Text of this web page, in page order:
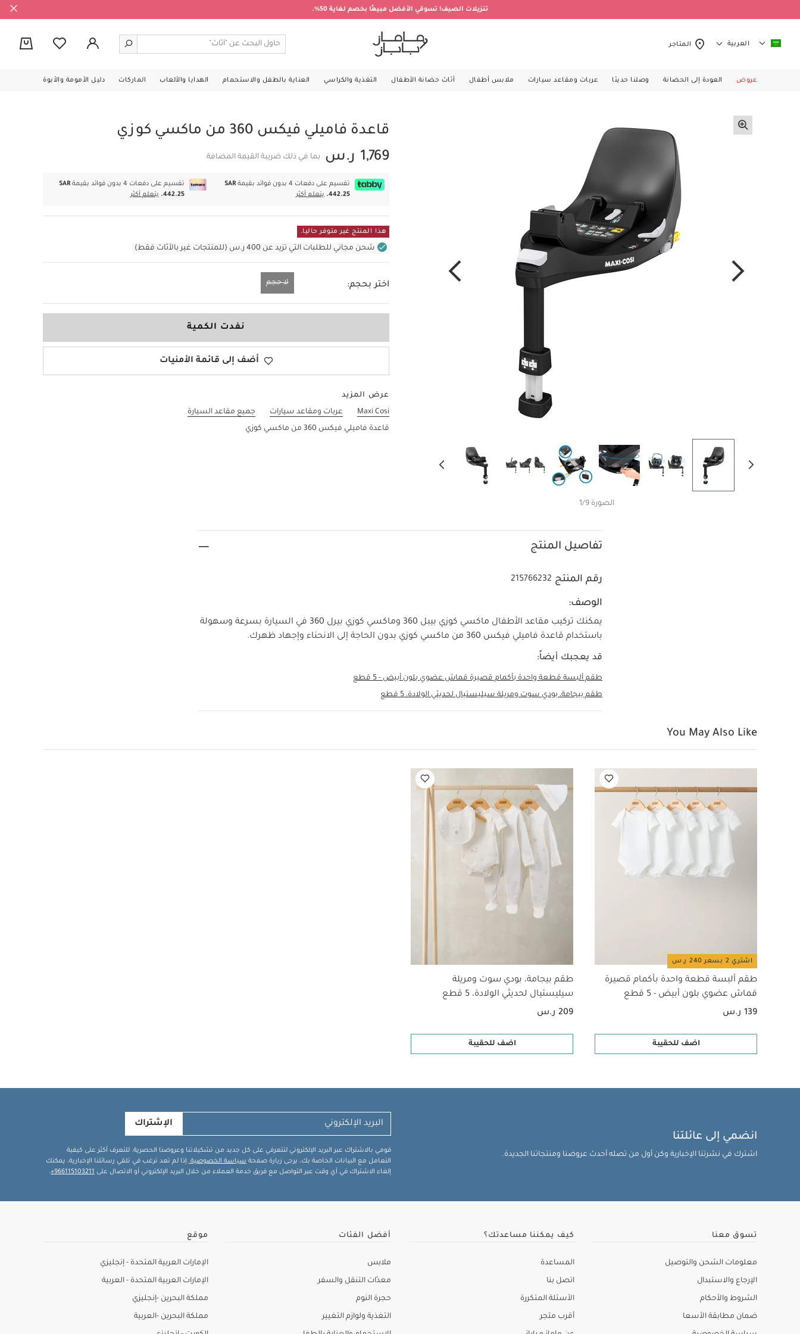
تنزيلات الصيف! تسوقي الأفضل مبيعًا بخصم لغاية 50%.
العربية المتاجر
عروض العودة إلى الحضانة وصلنا حديثا عربات ومقاعد سيارات ملابس أطفال أثاث حضانة الأطفال التغذية والكراسي العناية بالطفل والاستحمام الهدايا والألعاب الماركات دليل الأمومة والأبوة
الصورة 1/9
قاعدة فاميلي فيكس 360 من ماكسي كوزي
1,769 ر.س
بما في ذلك ضريبة القيمة المضافة
تقسيم على دفعات 4 بدون فوائد بقيمة
SAR
442.25.
يتعلم أكثر
تقسيم على دفعات 4 بدون فوائد بقيمة
SAR
442.25.
يتعلم أكثر
هذا المنتج غير متوفر حاليا.
شحن مجاني للطلبات التي تزيد عن 400 ر.س (للمنتجات غير بالأثاث فقط)
اختر بحجم: لا حجم
نفدت الكمية
أضف إلى قائمة الأمنيات
عرض المزيد
Maxi Cosi
عربات ومقاعد سيارات
جميع مقاعد السيارة
قاعدة فاميلي فيكس 360 من ماكسي كوزي
تفاصيل المنتج
رقم المنتج 215766232
الوصف:
يمكنك تركيب مقاعد الأطفال ماكسي كوزي بيبل 360 وماكسي كوزي بيرل 360 في السيارة بسرعة وسهولة
باستخدام قاعدة فاميلي فيكس 360 من ماكسي كوزي بدون الحاجة إلى الانحناء وإجهاد ظهرك.
قد يعجبك أيضاً:
طقم ألبسة قطعة واحدة بأكمام قصيرة قماش عضوي بلون أبيض - 5 قطع
طقم بيجامة، بودي سوت ومريلة سيليستيال لحديثي الولادة، 5 قطع
You May Also Like
اشتري 2 بسعر 240 ر.س
طقم ألبسة قطعة واحدة بأكمام قصيرة
قماش عضوي بلون أبيض - 5 قطع
139 ر.س
اضف للحقيبة
طقم بيجامة، بودي سوت ومريلة
سيليستيال لحديثي الولادة، 5 قطع
209 ر.س
اضف للحقيبة
انضمي إلى عائلتنا
اشترك في نشرتنا الإخبارية وكن أول من تصله أحدث عروضنا ومنتجاتنا الجديدة.
الإشتراك
قومي بالاشتراك عبر البريد الإلكتروني لتتعرفي على كل جديد من تشكيلاتنا وعروضنا الحصرية. للتعرف أكثر على كيفية
التعامل مع البيانات الخاصة بك، يرجى زيارة صفحة سياسة الخصوصية .إذا لم تعد ترغب في تلقي رسائلنا الإخبارية، يمكنك
إلغاء الاشتراك في أي وقت عبر التواصل مع فريق خدمة العملاء من خلال البريد الإلكتروني أو الاتصال على 966115103211+
.
تسوق معنا
معلومات الشحن والتوصيل
الإرجاع والاستبدال
الشروط والأحكام
ضمان مطابقة الأسعا
كيف يمكننا مساعدتك؟
المساعدة
اتصل بنا
الأسئلة المتكررة
أقرب متجر
أفضل الفئات
ملابس
معدّات التنقل والسفر
حجرة النوم
التغذية ولوازم التغيير
موقع
الإمارات العربية المتحدة - إنجليزي
الإمارات العربية المتحدة - العربية
مملكة البحرين -إنجليزي
مملكة البحرين -العربية